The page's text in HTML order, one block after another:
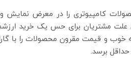
کامپیوتری را در معرض نمایش
مشتریان برای حس یک خرید
خوب و قیمت مقرون محصولات را با
برسد.